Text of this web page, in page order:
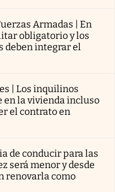
Armadas | En
obligatorio y los
deben integrar el
| Los inquilinos
la vivienda incluso
el contrato en
de conducir para las
será menor y desde
renovarla como